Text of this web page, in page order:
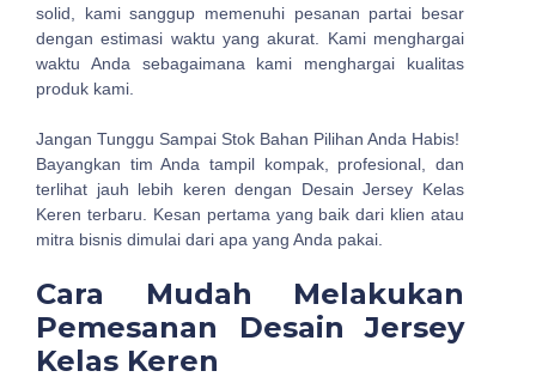
solid, kami sanggup memenuhi pesanan partai besar
dengan estimasi waktu yang akurat. Kami menghargai
waktu Anda sebagaimana kami menghargai kualitas
produk kami.
Jangan Tunggu Sampai Stok Bahan Pilihan Anda Habis!
Bayangkan tim Anda tampil kompak, profesional, dan
terlihat jauh lebih keren dengan Desain Jersey Kelas
Keren terbaru. Kesan pertama yang baik dari klien atau
mitra bisnis dimulai dari apa yang Anda pakai.
Cara Mudah Melakukan
Pemesanan Desain Jersey
Kelas Keren